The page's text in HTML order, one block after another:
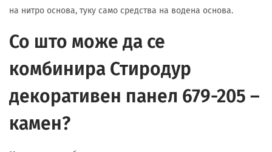
на нитро основа, туку само средства на водена основа.
Со што може да се
комбинира Стиродур
декоративен панел 679-205 –
камен?